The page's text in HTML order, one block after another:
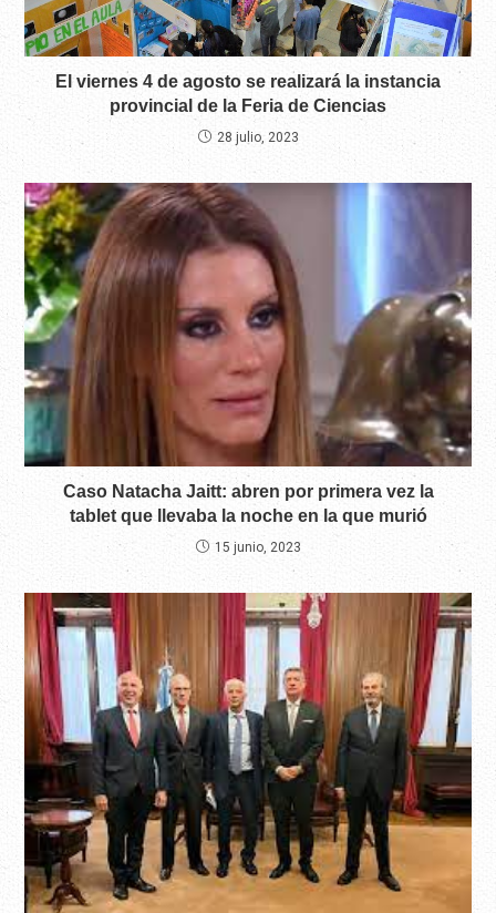
El viernes 4 de agosto se realizará la instancia
provincial de la Feria de Ciencias
28 julio, 2023
Caso Natacha Jaitt: abren por primera vez la
tablet que llevaba la noche en la que murió
15 junio, 2023